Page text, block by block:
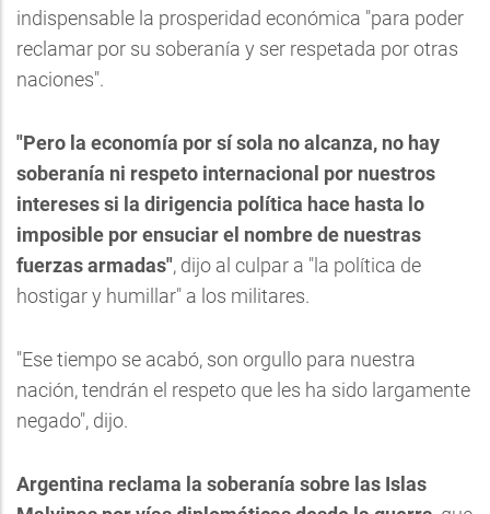
indispensable la prosperidad económica "para poder
reclamar por su soberanía y ser respetada por otras
naciones".
"Pero la economía por sí sola no alcanza, no hay
soberanía ni respeto internacional por nuestros
intereses si la dirigencia política hace hasta lo
imposible por ensuciar el nombre de nuestras
fuerzas armadas", dijo al culpar a "la política de
hostigar y humillar" a los militares.
"Ese tiempo se acabó, son orgullo para nuestra
nación, tendrán el respeto que les ha sido largamente
negado", dijo.
Argentina reclama la soberanía sobre las Islas